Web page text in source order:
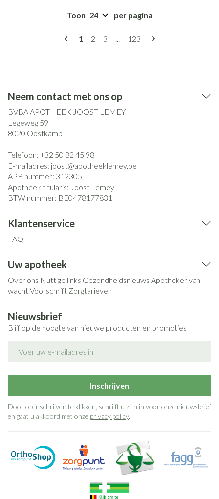
Pagina's
U lees momenteel pagina
1 Pagina
2 Pagina
3 ... Pagina
123
Toon per pagina
Neem contact met ons op
BVBA APOTHEEK JOOST LEMEY
Legeweg 59
8020 Oostkamp
Telefoon: +32 50 82 45 98
E-mailadres: joost@apotheeklemey.be
APB nummer: 312305
Apotheek titularis: Joost Lemey
BTW nummer: BE0478177831
Klantenservice
FAQ
Uw apotheek
Over ons Nuttige links Gezondheidsnieuws Apotheker van
wachtVoorschrift Zorgtarieven
Nieuwsbrief
Blijf op de hoogte van nieuwe producten en promoties
Inschrijven
Door op inschrijven te klikken, schrijft u zich in voor onze nieuwsbrief
en gaat u akkoord met onze privacy policy.